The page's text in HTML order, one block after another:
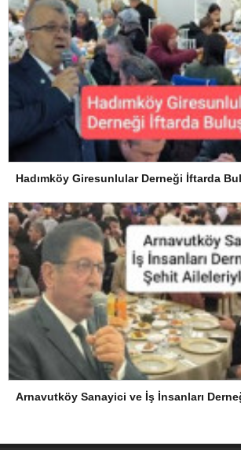
Hadımköy Giresunlular Derneği İftarda